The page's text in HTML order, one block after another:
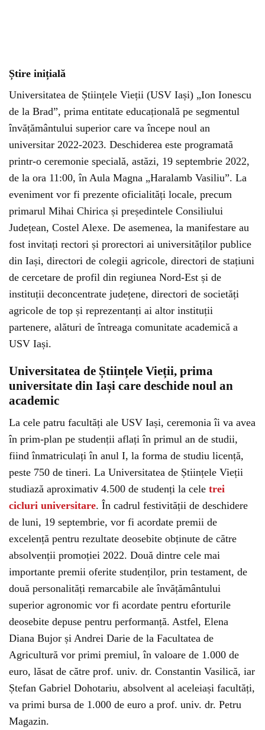
Știre inițială
Universitatea de Științele Vieții (USV Iași) „Ion Ionescu
de la Brad”, prima entitate educațională pe segmentul
învățământului superior care va începe noul an
universitar 2022-2023. Deschiderea este programată
printr-o ceremonie specială, astăzi, 19 septembrie 2022,
de la ora 11:00, în Aula Magna „Haralamb Vasiliu”. La
eveniment vor fi prezente oficialități locale, precum
primarul Mihai Chirica și președintele Consiliului
Județean, Costel Alexe. De asemenea, la manifestare au
fost invitați rectori și prorectori ai universităților publice
din Iași, directori de colegii agricole, directori de stațiuni
de cercetare de profil din regiunea Nord-Est și de
instituții deconcentrate județene, directori de societăți
agricole de top și reprezentanți ai altor instituții
partenere, alături de întreaga comunitate academică a
USV Iași.
Universitatea de Științele Vieții, prima
universitate din Iași care deschide noul an
academic
La cele patru facultăți ale USV Iași, ceremonia îi va avea
în prim-plan pe studenții aflați în primul an de studii,
fiind înmatriculați în anul I, la forma de studiu licență,
peste 750 de tineri. La Universitatea de Științele Vieții
studiază aproximativ 4.500 de studenți la cele trei
cicluri universitare. În cadrul festivității de deschidere
de luni, 19 septembrie, vor fi acordate premii de
excelență pentru rezultate deosebite obținute de către
absolvenții promoției 2022. Două dintre cele mai
importante premii oferite studenților, prin testament, de
două personalități remarcabile ale învățământului
superior agronomic vor fi acordate pentru eforturile
deosebite depuse pentru performanță. Astfel, Elena
Diana Bujor și Andrei Darie de la Facultatea de
Agricultură vor primi premiul, în valoare de 1.000 de
euro, lăsat de către prof. univ. dr. Constantin Vasilică, iar
Ștefan Gabriel Dohotariu, absolvent al aceleiași facultăți,
va primi bursa de 1.000 de euro a prof. univ. dr. Petru
Magazin.